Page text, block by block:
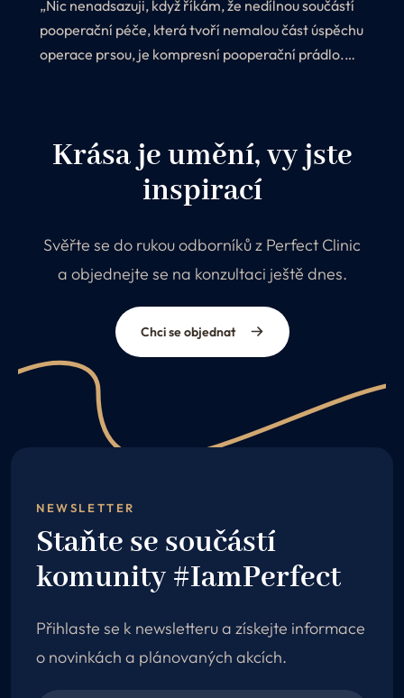
„Nic nenadsazuji, když říkám, že nedílnou součástí
pooperační péče, která tvoří nemalou část úspěchu
operace prsou, je kompresní pooperační prádlo.
Krása je umění, vy jste
inspirací
Svěřte se do rukou odborníků z Perfect Clinic
a objednejte se na konzultaci ještě dnes.
Chci se objednat
NEWSLETTER
Staňte se součástí
komunity #IamPerfect
Přihlaste se k newsletteru a získejte informace
o novinkách a plánovaných akcích.